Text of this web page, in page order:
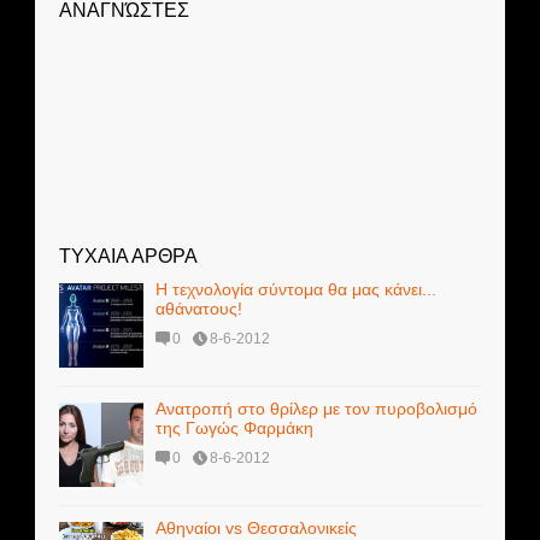
ΑΝΑΓΝΏΣΤΕΣ
ΤΥΧΑΙΑ ΑΡΘΡΑ
Η τεχνολογία σύντομα θα μας κάνει...
αθάνατους!
0 8-6-2012
Ανατροπή στο θρίλερ με τον πυροβολισμό
της Γωγώς Φαρμάκη
0 8-6-2012
Αθηναίοι vs Θεσσαλονικείς